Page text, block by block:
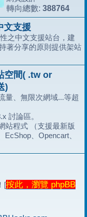
轉向總數: 388764
文支援
之中文支援站台，建
著分享的原則提供架站
空間( .tw or
)
量、無限次網域...等超
討論區。
站程式 （支援最新版
、Opencart、
[按此，瀏覽 phpBB